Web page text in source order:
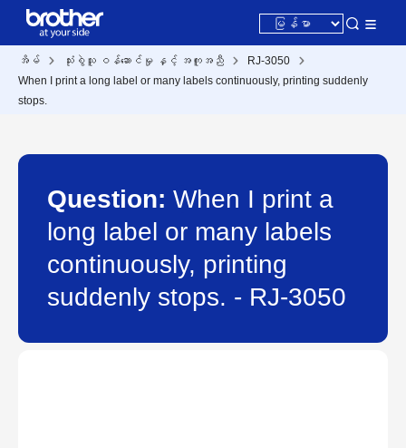
အိမ် သုံးစွဲသူ ဝန်ဆောင်မှု နှင့် အကူအညီ
RJ-3050
When I print a long label or many labels continuously, printing suddenly
stops.
Question: When I print a
long label or many labels
continuously, printing
suddenly stops. - RJ-3050